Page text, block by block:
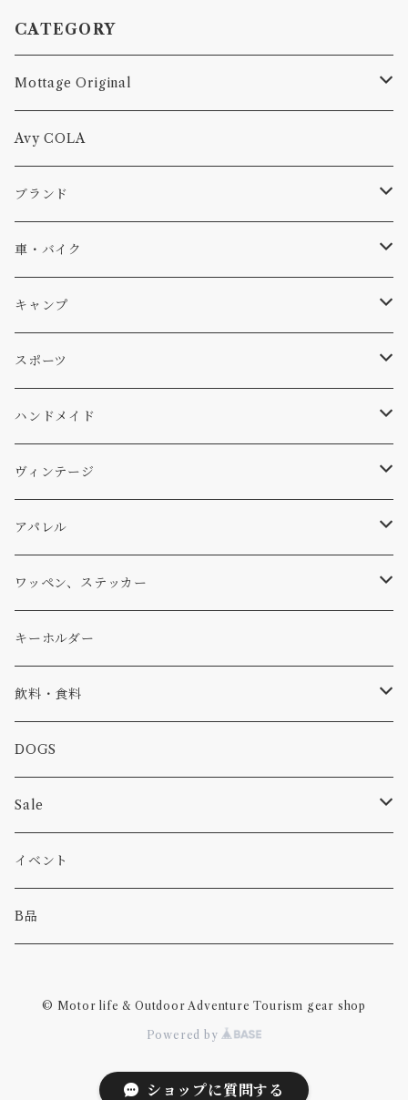
CATEGORY
Mottage Original
Tシャツ
キャップ、ニット
ソックス
雑貨
ステッカー
バッグ
パンツ
パーカー・トレーナー
アウター
コラボ
食品
Avy COLA
ブランド
Db
サーフ
スキー
A-Frame
DOGS
WEAR
Four My Self
Ten
アメリカ軍払い下げ
...mura
車・バイク
車外
マット、シート
エアフレッシュナー
小物
ヘルメット
キャンプ
ファニチャー
キッチン
スリーピング
小物
コーヒー
焚き火
スポーツ
サーフ
スキー
ハンドメイド
ステッカー
ワッペン
小物
ヴィンテージ
ワッペン
ステッカー
小物
バイク
カー
アパレル
Tシャツ
キャップ、ニット
バッグ
小物
パンツ
パーカー・トレーナー
ワッペン、ステッカー
ワッペン
ステッカー
ピン
キーホルダー
飲料・食料
コーヒー
食べ物
DOGS
Sale
カー
キャンプ
イベント
B品
© Motor life & Outdoor Adventure Tourism gear shop
Powered by
ショップに質問する